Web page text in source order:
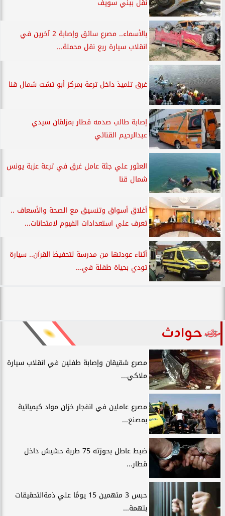
بالأسماء.. مصرع سائق وإصابة 2 آخرين في
انقلاب سيارة ربع نقل محملة...
غرق تلميذ داخل ترعة بمركز أبو تشت شمال قنا
إصابة طالب صدمه قطار بمزلقان سيدي
عبدالرحيم القنائي
العثور علي جثة عامل غرق في ترعة عزبة يونس
شمال قنا
أغلاق أسواق وتنسيق مع الصحة والأسعاف ..
تعرف علي استعدادات الفيوم لامتحانات...
أثناء عودتها من مدرسة لتحفيظ القرآن.. سيارة
تودي بحياة طفلة في...
حوادث
مصرع شقيقان وإصابة طفلين في انقلاب سيارة
ملاكي...
مصرع عاملين في انفجار خزان مواد كيميائية
بمصنع...
ضبط عاطل بحوزته 75 طربة حشيش داخل
قطار...
حبس 3 متهمين 15 يومًا علي ذمةالتحقيقات
بتهمة...